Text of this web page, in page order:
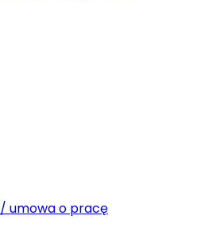
/ umowa o pracę